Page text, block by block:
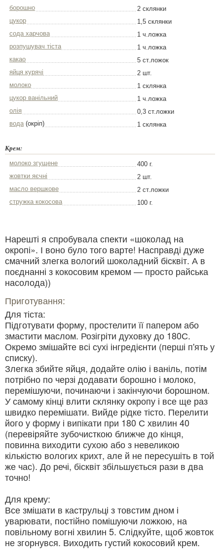
борошно
2 склянки
цукор
1,5 склянки
сода харчова
1 ч.ложка
розпушувач тіста
1 ч.ложка
какао
5 ст.ложок
яйця курячі
2 шт.
молоко
1 склянка
цукор ванільний
1 ч.ложка
олія
0,3 ст.ложки
вода(окріп) 1 склянка
Крем:
молоко згущене
400 г.
жовтки яєчні
2 шт.
масло вершкове
2 ст.ложки
стружка кокосова
100 г.
Нарешті я спробувала спекти «шоколад на
окропі». І воно було того варте! Насправді дуже
смачний злегка вологий шоколадний бісквіт. А в
поєднанні з кокосовим кремом — просто райська
насолода))
Приготування:
Для тіста:
Підготувати форму, простелити її папером або
змастити маслом. Розігріти духовку до 180С.
Окремо змішайте всі сухі інгредієнти (перші п'ять у
списку).
Злегка збийте яйця, додайте олію і ваніль, потім
потрібно по черзі додавати борошно і молоко,
перемішуючи, починаючи і закінчуючи борошном.
У самому кінці влити склянку окропу і все ще раз
швидко перемішати. Вийде рідке тісто. Перелити
його у форму і випікати при 180 С хвилин 40
(перевіряйте зубочисткою ближче до кінця,
повинна виходити сухою або з невеликою
кількістю вологих крихт, але й не пересушіть в той
же час). До речі, бісквіт збільшується рази в два
точно!
Для крему:
Все змішати в каструльці з товстим дном і
уварювати, постійно помішуючи ложкою, на
повільному вогні хвилин 5. Слідкуйте, щоб жовток
не згорнувся. Виходить густий кокосовий крем.